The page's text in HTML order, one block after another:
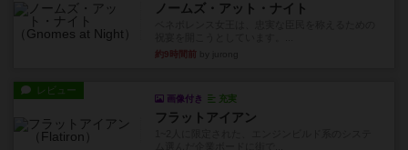
ノームズ・アット・ナイト
約9時間前
レビュー
画像付き 充実
フラットアイアン